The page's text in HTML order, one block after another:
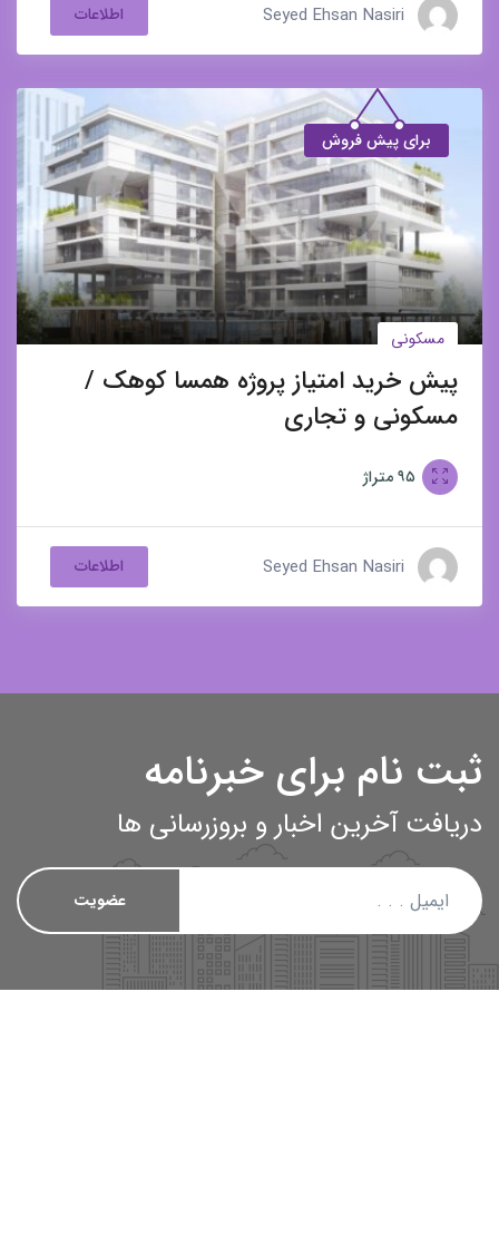
Seyed Ehsan Nasiri اطلاعات
برای پیش فروش
مسکونی
پیش خرید امتیاز پروژه همسا کوهک /
مسکونی و تجاری
۹۵متراژ
Seyed Ehsan Nasiri اطلاعات
ثبت نام برای خبرنامه
دریافت آخرین اخبار و بروزرسانی ها